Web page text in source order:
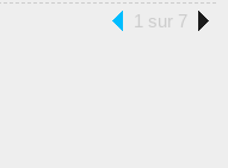
1 sur 7